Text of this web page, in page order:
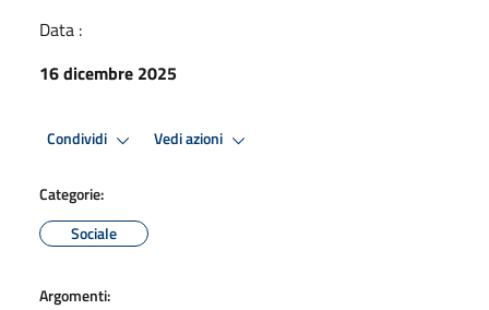
Data :
16 dicembre 2025
Condividi Vedi azioni
Categorie:
Sociale
Argomenti: